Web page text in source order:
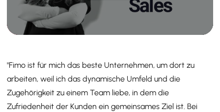
"Fimo ist für mich das beste Unternehmen, um dort zu
arbeiten, weil ich das dynamische Umfeld und die
Zugehörigkeit zu einem Team liebe, in dem die
Zufriedenheit der Kunden ein gemeinsames Ziel ist. Bei